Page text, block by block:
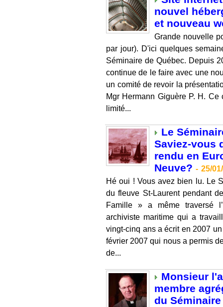
nouvel
et nouveau
Grande nouvelle
par jour). D'ici quelques
Séminaire de Québec. Depuis
continue de le faire avec une
un comité de revoir la
Mgr Hermann Giguère P. H.
limité...
Le
Saviez-vous
rendu en
Neuve? - 25/
Hé oui ! Vous avez bien lu. Le
du fleuve St-Laurent pendant
Famille » a même traversé
archiviste maritime qui a
vingt-cinq ans a écrit en 2007
février 2007 qui nous a permis
de...
Monsieur
membre
du